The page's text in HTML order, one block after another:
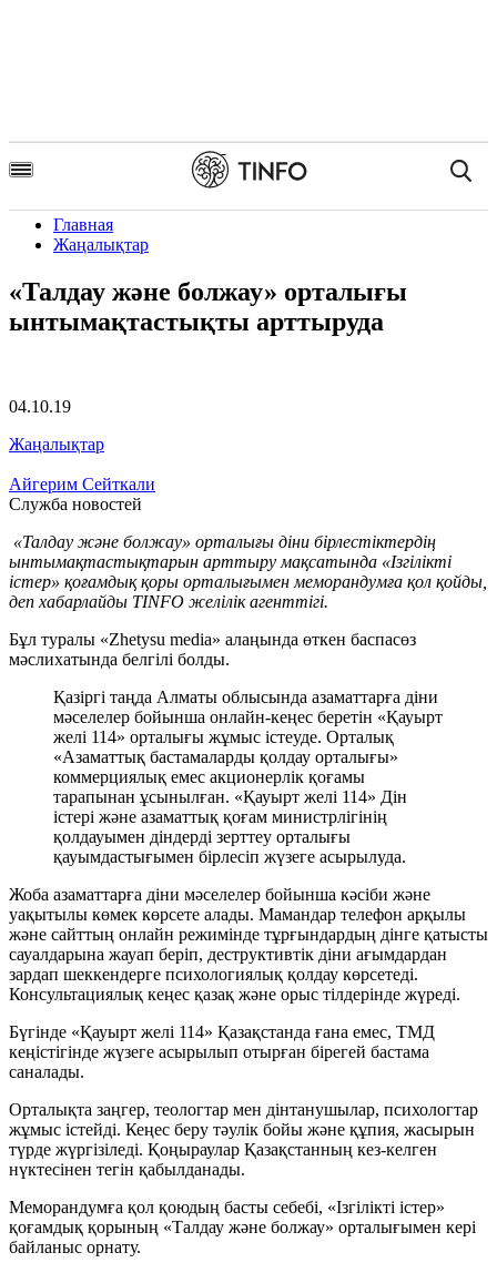
Главная
Жаңалықтар
«Талдау және болжау» орталығы
ынтымақтастықты арттыруда
04.10.19
Жаңалықтар
Айгерим Сейткали
Служба новостей
«Талдау және болжау» орталығы діни бірлестіктердің
ынтымақтастықтарын арттыру мақсатында «Ізгілікті
істер» қоғамдық қоры орталығымен меморандумға қол қойды,
деп хабарлайды TINFO желілік агенттігі.
Бұл туралы «Zhetysu media» алаңында өткен баспасөз
мәслихатында белгілі болды.
Қазіргі таңда Алматы облысында азаматтарға діни
мәселелер бойынша онлайн-кеңес беретін «Қауырт
желі 114» орталығы жұмыс істеуде. Орталық
«Азаматтық бастамаларды қолдау орталығы»
коммерциялық емес акционерлік қоғамы
тарапынан ұсынылған. «Қауырт желі 114» Дін
істері және азаматтық қоғам министрлігінің
қолдауымен діндерді зерттеу орталығы
қауымдастығымен бірлесіп жүзеге асырылуда.
Жоба азаматтарға діни мәселелер бойынша кәсіби және
уақытылы көмек көрсете алады. Мамандар телефон арқылы
және сайттың онлайн режимінде тұрғындардың дінге қатысты
сауалдарына жауап беріп, деструктивтік діни ағымдардан
зардап шеккендерге психологиялық қолдау көрсетеді.
Консультациялық кеңес қазақ және орыс тілдерінде жүреді.
Бүгінде «Қауырт желі 114» Қазақстанда ғана емес, ТМД
кеңістігінде жүзеге асырылып отырған бірегей бастама
саналады.
Орталықта заңгер, теологтар мен дінтанушылар, психологтар
жұмыс істейді. Кеңес беру тәулік бойы және құпия, жасырын
түрде жүргізіледі. Қоңыраулар Қазақстанның кез-келген
нүктесінен тегін қабылданады.
Меморандумға қол қоюдың басты себебі, «Ізгілікті істер»
қоғамдық қорының «Талдау және болжау» орталығымен кері
байланыс орнату.